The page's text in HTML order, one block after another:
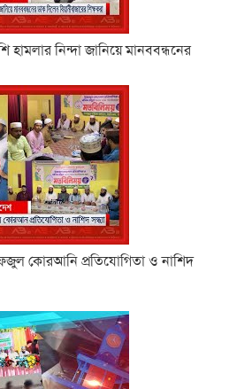
হামলার নিন্দা জানিয়ে মানববন্ধনের
কোরআনি প্রতিযোগিতা ও নাশিদ